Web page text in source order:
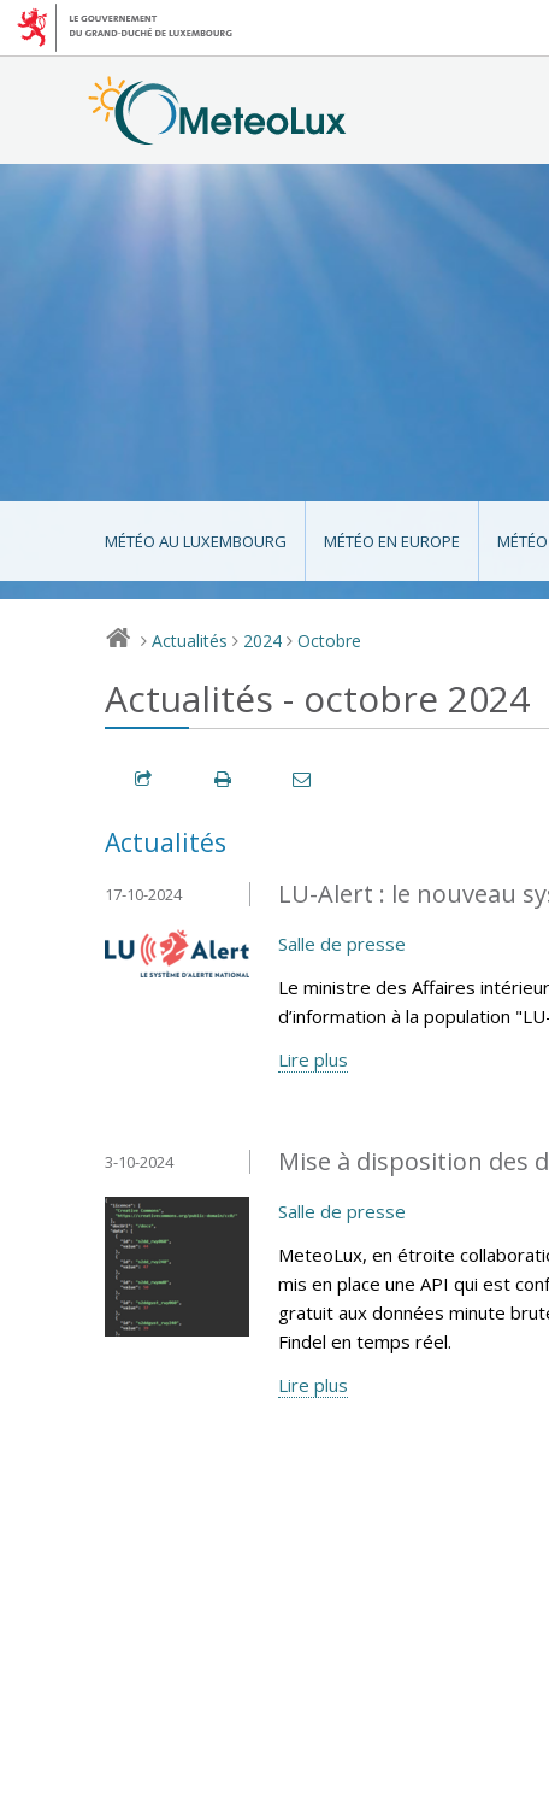
MÉTÉO AU LUXEMBOURG MÉTÉO EN EUROPE
> Actualités > 2024 > Octobre
Actualités - octobre 2024
Actualités
LU-Alert : le nouveau
17-10-2024
Salle de presse
Le ministre des Affaires
d’information à la population
Lire plus
Mise à disposition des
3-10-2024
Salle de presse
MeteoLux, en étroite
mis en place une API qui est
gratuit aux données minute
Findel en temps réel.
Lire plus